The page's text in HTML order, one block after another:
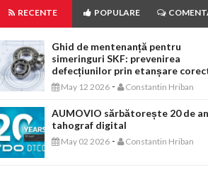
RECENTE POPULARE
Ghid de mentenanță pentru
simeringuri SKF: prevenirea
defecțiunilor prin etanșare
May 12 2026 - Constantin Hriban
AUMOVIO sărbătorește 20 de
tahograf digital
May 02 2026 - Constantin Hriban